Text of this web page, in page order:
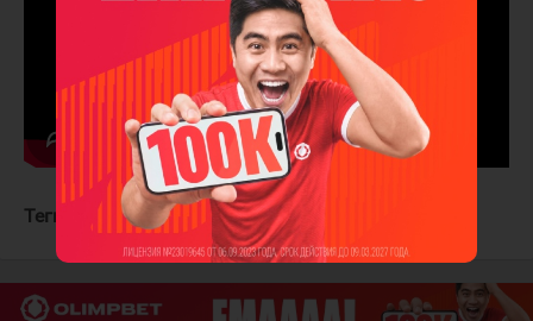
Теги: Монреаль Канадиенс Баффало Сейбрз